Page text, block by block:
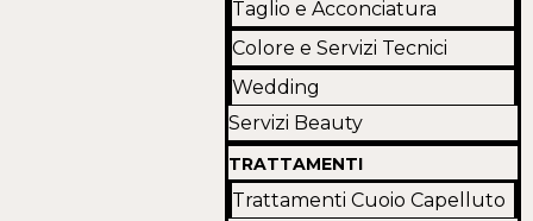
Taglio e Acconciatura
Colore e Servizi Tecnici
Wedding
Servizi Beauty
TRATTAMENTI
Trattamenti Cuoio Capelluto